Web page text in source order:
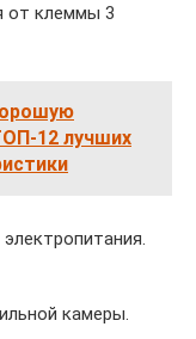
от клеммы 3
12 лучших
камеры.